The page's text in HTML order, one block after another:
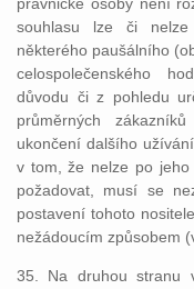
souhlasu lze či
některého paušálního
celospolečenského
důvodu či z pohledu
průměrných
ukončení dalšího
v tom, že nelze po jeho
požadovat, musí se
postavení tohoto
nežádoucím způsobem
35. Na druhou stranu